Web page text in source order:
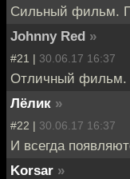
Сильный фильм.
Johnny Red »
#21 | 30.06.17 16:37
Отличный фильм.
Лёлик »
#22 | 30.06.17 16:37
И всегда
Korsar »